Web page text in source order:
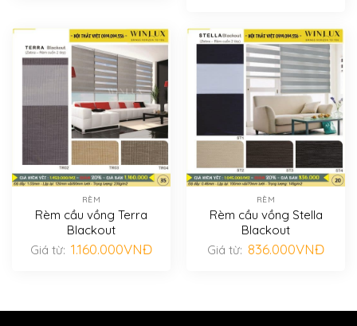
RÈM
Rèm cầu vồng Terra
Blackout
Giá từ: 1.160.000VNĐ
RÈM
Rèm cầu vồng Stella
Blackout
Giá từ: 836.000VNĐ